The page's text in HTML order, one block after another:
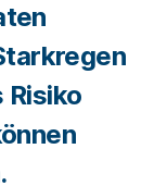
Risiko